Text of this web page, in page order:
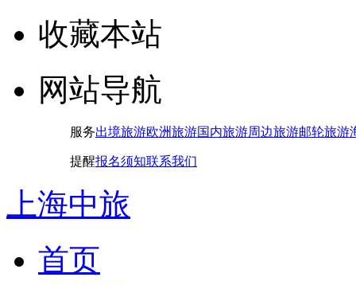
收藏本站
网站导航
服务出境旅游欧洲旅游国内旅游周边旅游邮轮旅游
提醒报名须知联系我们
上海中旅
首页